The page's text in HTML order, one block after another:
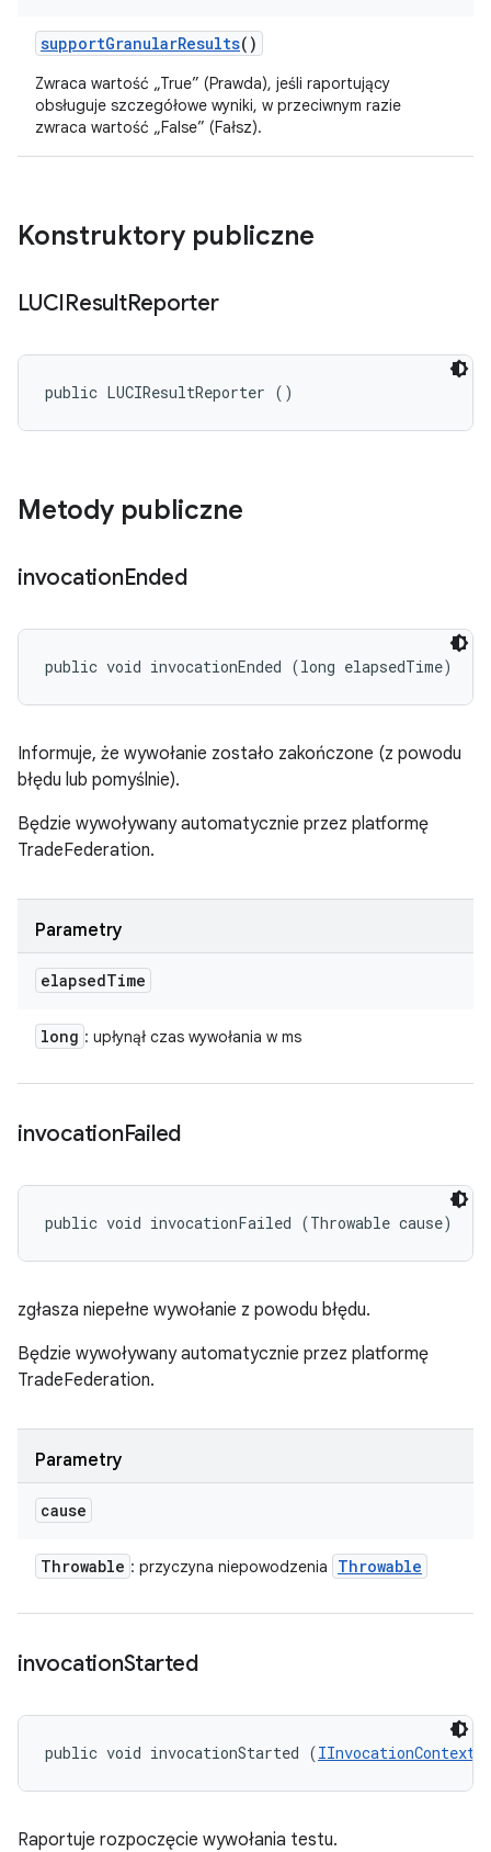
supportGranularResults()
Zwraca wartość „True” (Prawda), jeśli raportujący
obsługuje szczegółowe wyniki, w przeciwnym razie
zwraca wartość „False” (Fałsz).
Konstruktory publiczne
LUCIResultReporter
public LUCIResultReporter ()
Metody publiczne
invocationEnded
public void invocationEnded (long elapsedTime)
Informuje, że wywołanie zostało zakończone (z powodu
błędu lub pomyślnie).
Będzie wywoływany automatycznie przez platformę
TradeFederation.
Parametry
elapsedTime
long : upłynął czas wywołania w ms
invocationFailed
public void invocationFailed (Throwable cause)
zgłasza niepełne wywołanie z powodu błędu.
Będzie wywoływany automatycznie przez platformę
TradeFederation.
Parametry
cause
Throwable : przyczyna niepowodzenia Throwable
invocationStarted
public void invocationStarted (IInvocationContext
Raportuje rozpoczęcie wywołania testu.